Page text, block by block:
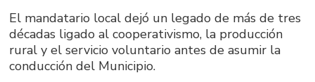
El mandatario local dejó un legado de más de tres
décadas ligado al cooperativismo, la producción
rural y el servicio voluntario antes de asumir la
conducción del Municipio.